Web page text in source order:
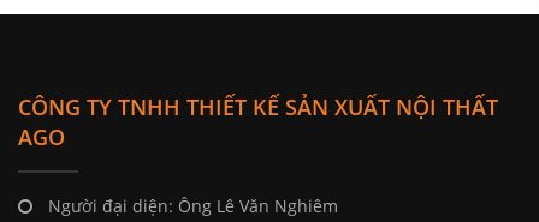
CÔNG TY TNHH THIẾT KẾ SẢN XUẤT NỘI THẤT
AGO
Người đại diện: Ông Lê Văn Nghiêm